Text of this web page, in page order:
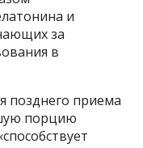
и
за
в
позднего приема
порцию